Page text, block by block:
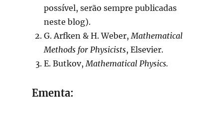
possível, serão sempre publicadas
neste blog).
G. Arfken & H. Weber,Mathematical
Methods for Physicists, Elsevier.
E. Butkov,Mathematical Physics.
Ementa: